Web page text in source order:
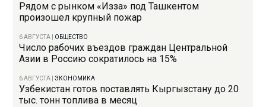
Рядом с рынком «Изза» под Ташкентом
произошел крупный пожар
6 АВГУСТА ОБЩЕСТВО
Число рабочих въездов граждан Центральной
Азии в Россию сократилось на 15%
6 АВГУСТА |ЭКОНОМИКА
Узбекистан готов поставлять Кыргызстану до 20
тыс. тонн топлива в месяц